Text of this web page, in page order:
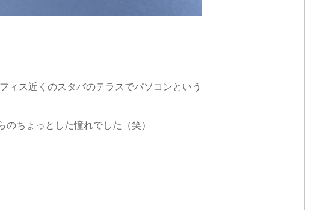
ィス近くのスタバのテラスでパソコンという
ちょっとした憧れでした（笑）